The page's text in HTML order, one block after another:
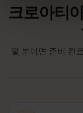
크로아티
몇 분이면 준비 완